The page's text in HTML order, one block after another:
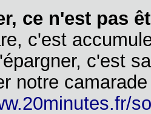
ce n'est pas
c'est
c'est
notre